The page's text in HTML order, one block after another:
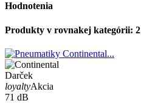
Hodnotenia
Produkty v rovnakej kategórii: 2
Darček
loyaltyAkcia
71 dB